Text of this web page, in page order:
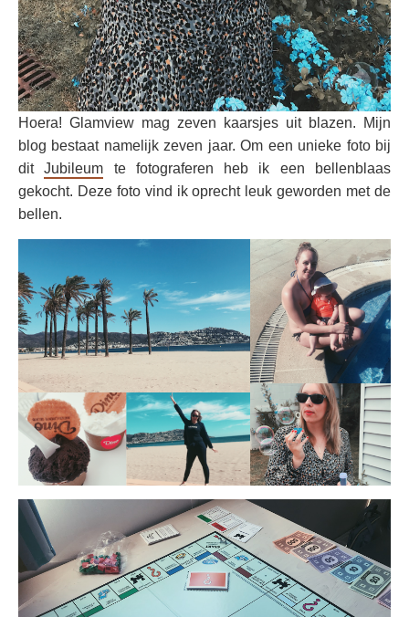
Hoera! Glamview mag zeven kaarsjes uit blazen. Mijn
blog bestaat namelijk zeven jaar. Om een unieke foto bij
ditJubileum te fotograferen heb ik een bellenblaas
gekocht. Deze foto vind ik oprecht leuk geworden met de
bellen.